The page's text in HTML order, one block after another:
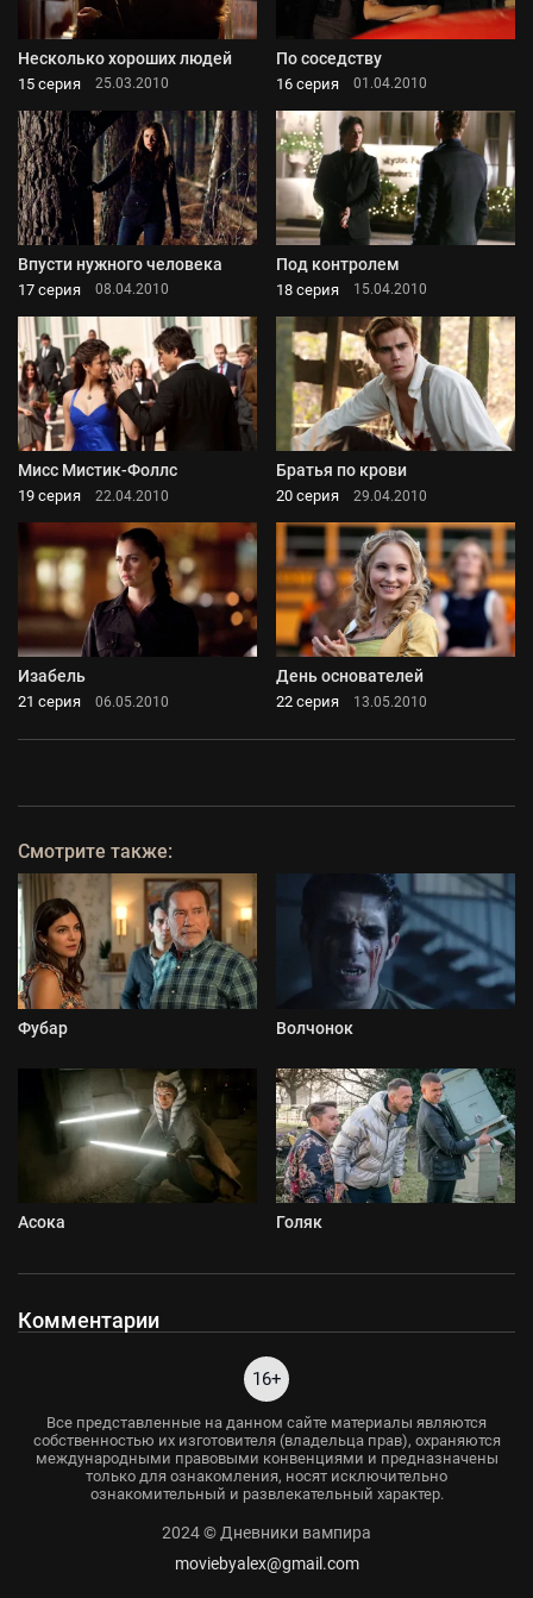
Несколько хороших людей
15 серия 25.03.2010
По соседству
16 серия 01.04.2010
Впусти нужного человека
17 серия 08.04.2010
Под контролем
18 серия 15.04.2010
Мисс Мистик-Фоллс
19 серия 22.04.2010
Братья по крови
20 серия 29.04.2010
Изабель
21 серия 06.05.2010
День основателей
22 серия 13.05.2010
Смотрите также:
Фубар Волчонок
Асока Голяк
Комментарии
16+
Все представленные на данном сайте материалы являются
собственностью их изготовителя (владельца прав), охраняются
международными правовыми конвенциями и предназначены
только для ознакомления, носят исключительно
ознакомительный и развлекательный характер.
2024 © Дневники вампира
moviebyalex@gmail.com